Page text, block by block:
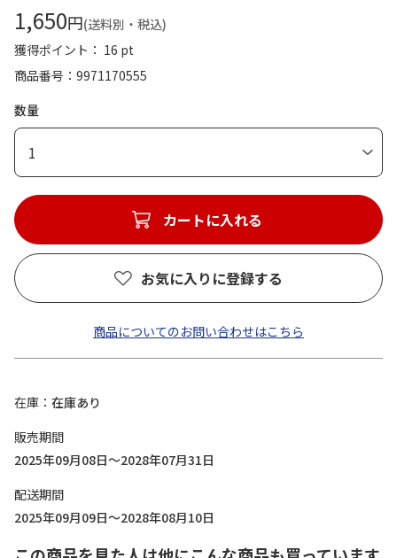
1,650円(送料別・税込)
獲得ポイント： 16 pt
商品番号
9971170555
数量
1
カートに入れる
お気に入りに登録する
商品についてのお問い合わせはこちら
在庫
在庫あり
販売期間
2025年09月08日～2028年07月31日
配送期間
2025年09月09日～2028年08月10日